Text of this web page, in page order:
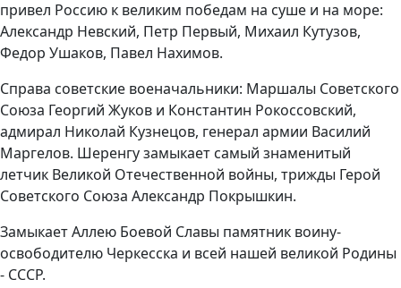
привел Россию к великим победам на суше и на море:
Александр Невский, Петр Первый, Михаил Кутузов,
Федор Ушаков, Павел Нахимов.
Справа советские военачальники: Маршалы Советского
Союза Георгий Жуков и Константин Рокоссовский,
адмирал Николай Кузнецов, генерал армии Василий
Маргелов. Шеренгу замыкает самый знаменитый
летчик Великой Отечественной войны, трижды Герой
Советского Союза Александр Покрышкин.
Замыкает Аллею Боевой Славы памятник воину-
освободителю Черкесска и всей нашей великой Родины
- СССР.